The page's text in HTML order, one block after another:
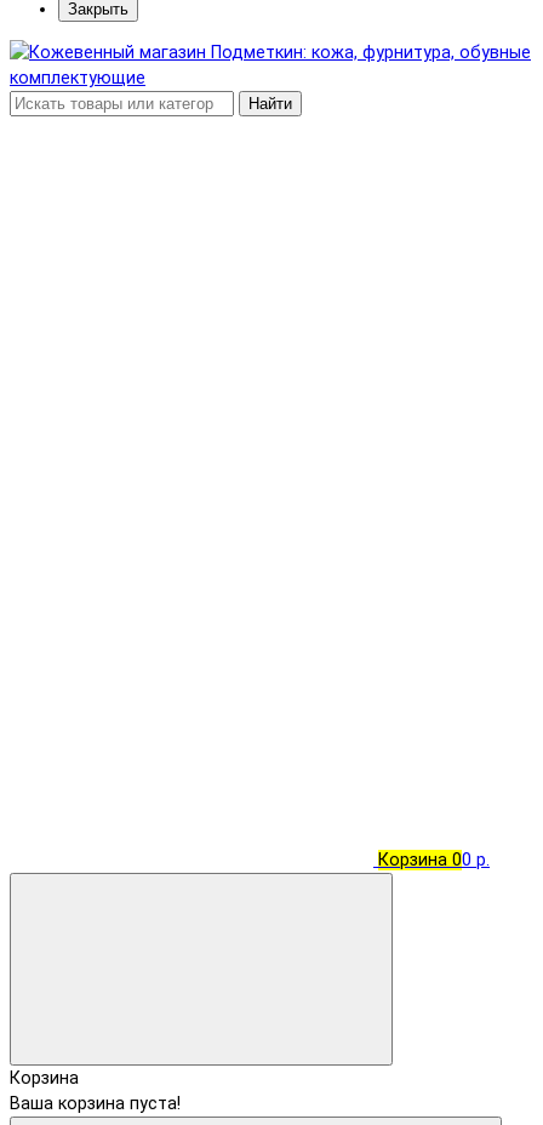
Закрыть
Найти
Корзина 00 р.
Корзина
Ваша корзина пуста!